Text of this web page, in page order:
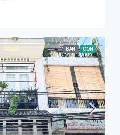
BÁN CÒN